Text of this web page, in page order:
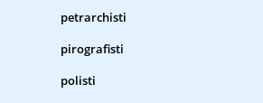
petrarchisti
pirografisti
polisti